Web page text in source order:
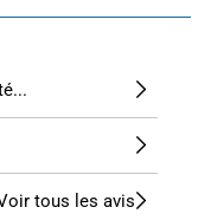
tous les avis